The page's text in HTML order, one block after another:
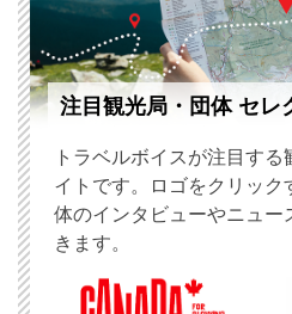
注目観光局・団体 セレ
トラベルボイスが注目す
イトです。ロゴをクリック
体のインタビューやニュー
きます。